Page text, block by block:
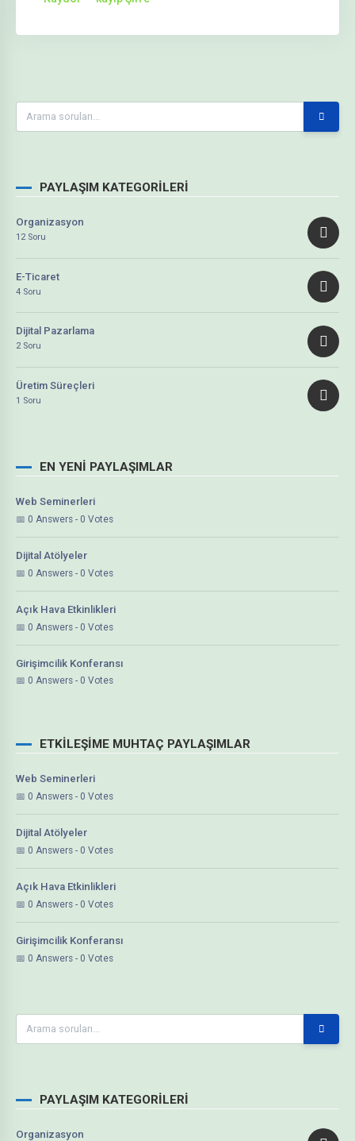
PAYLAŞIM KATEGORILERI
Organizasyon
12 Soru
E-Ticaret
4 Soru
Dijital Pazarlama
2 Soru
Üretim Süreçleri
1 Soru
EN YENI PAYLAŞIMLAR
Web Seminerleri
0 Answers - 0 Votes
Dijital Atölyeler
0 Answers - 0 Votes
Açık Hava Etkinlikleri
0 Answers - 0 Votes
Girişimcilik Konferansı
0 Answers - 0 Votes
ETKILEŞIME MUHTAÇ PAYLAŞIMLAR
Web Seminerleri
0 Answers - 0 Votes
Dijital Atölyeler
0 Answers - 0 Votes
Açık Hava Etkinlikleri
0 Answers - 0 Votes
Girişimcilik Konferansı
0 Answers - 0 Votes
PAYLAŞIM KATEGORILERI
Organizasyon